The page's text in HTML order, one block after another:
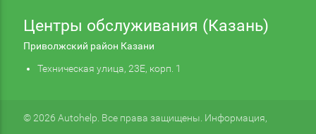
Центры обслуживания (Казань)
Приволжский район Казани
Техническая улица, 23Е, корп. 1
© 2026 Autohelp. Все права защищены. Информация,